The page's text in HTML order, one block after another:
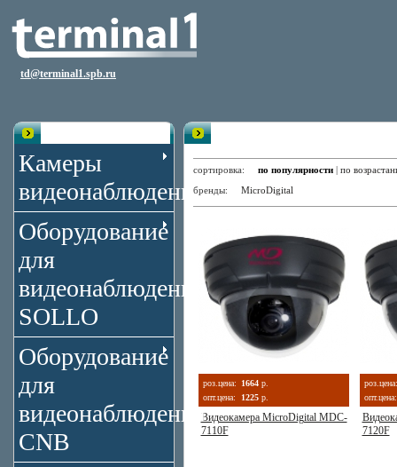
td@terminal1.spb.ru
Камеры
видеонаблюдения
Оборудование
для
видеонаблюдения
SOLLO
Оборудование
для
видеонаблюдения
CNB
сортировка: по популярности | по
бренды: MicroDigital
роз.цена: 1664 р.
опт.цена:
1225 р.
Видеокамера MicroDigital MDC-
7110F
роз.цена:
опт.цена:
7120F